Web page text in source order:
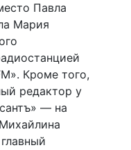
Павла
Мария
Кроме того,
редактор у
— на